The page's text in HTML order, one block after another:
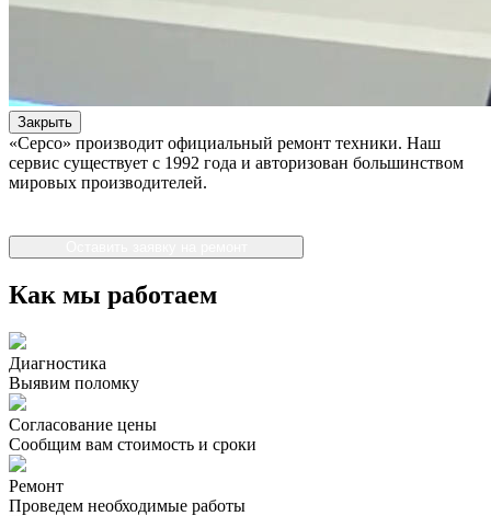
Закрыть
«Серсо» производит официальный ремонт техники. Наш
сервис существует с 1992 года и авторизован большинством
мировых производителей.
Как мы работаем
Диагностика
Выявим поломку
Согласование цены
Сообщим вам стоимость и сроки
Ремонт
Проведем необходимые работы